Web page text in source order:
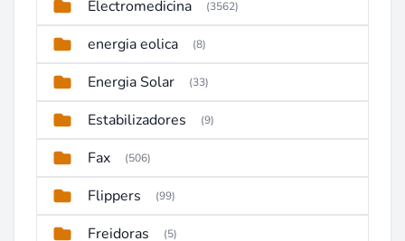
Electromedicina (3562)
energia eolica (8)
Energia Solar (33)
Estabilizadores (9)
Fax (506)
Flippers (99)
Freidoras (5)